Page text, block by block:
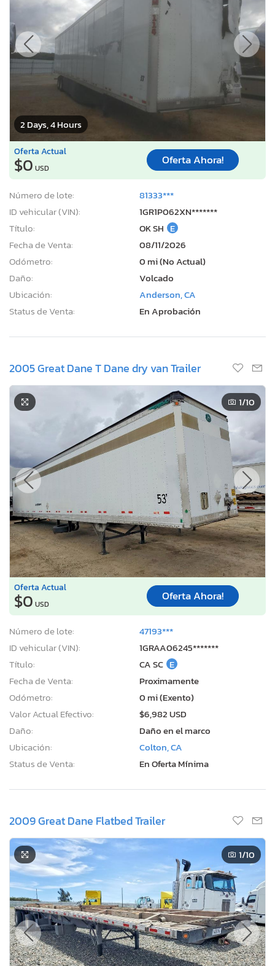
2 Days, 4 Hours
Oferta Actual
$0 USD
Oferta Ahora!
Número de lote:
81333***
ID vehicular (VIN):
1GR1P062XN*******
Título:
OK SH E
Fecha de Venta:
08/11/2026
Odómetro:
0 mi (No Actual)
Daño:
Volcado
Ubicación:
Anderson, CA
Status de Venta:
En Aprobación
2005 Great Dane T Dane dry van Trailer
1/10
Oferta Actual
$0 USD
Oferta Ahora!
Número de lote:
47193***
ID vehicular (VIN):
1GRAA06245*******
Título:
CA SC E
Fecha de Venta:
Proximamente
Odómetro:
0 mi (Exento)
Valor Actual Efectivo:
$6,982 USD
Daño:
Daño en el marco
Ubicación:
Colton, CA
Status de Venta:
En Oferta Mínima
2009 Great Dane Flatbed Trailer
1/10